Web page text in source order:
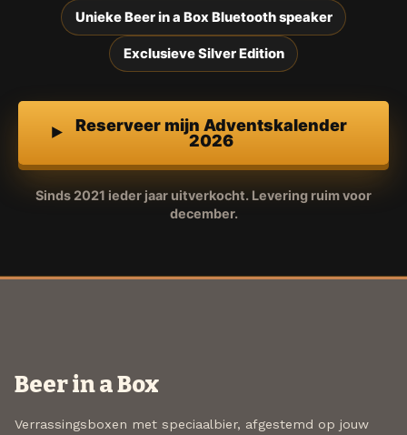
Unieke Beer in a Box Bluetooth speaker
Exclusieve Silver Edition
Reserveer mijn Adventskalender
2026
Sinds 2021 ieder jaar uitverkocht. Levering ruim voor
december.
Beer in a Box
Verrassingsboxen met speciaalbier, afgestemd op jouw